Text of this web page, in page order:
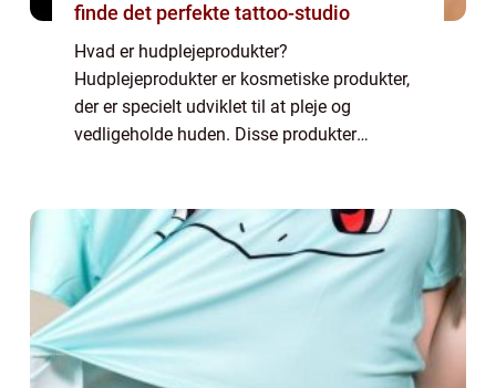
finde det perfekte tattoo-studio
Hvad er hudplejeprodukter?
Hudplejeprodukter er kosmetiske produkter,
der er specielt udviklet til at pleje og
vedligeholde huden. Disse produkter
som ansigtsmasker...